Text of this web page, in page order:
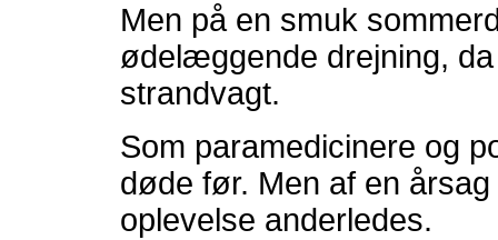
Men på en smuk
ødelæggende drejning,
strandvagt.
Som paramedicinere og
døde før. Men af en
oplevelse anderledes.